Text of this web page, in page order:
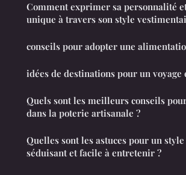
Comment exprimer sa personnalité
unique à travers son style
conseils pour adopter une
idées de destinations pour un voyage
Quels sont les meilleurs conseils
dans la poterie artisanale ?
Quelles sont les astuces pour un
séduisant et facile à entretenir ?